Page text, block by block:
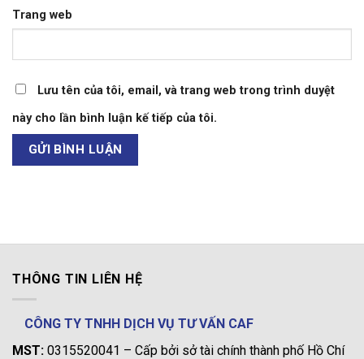
Trang web
Lưu tên của tôi, email, và trang web trong trình duyệt
này cho lần bình luận kế tiếp của tôi.
THÔNG TIN LIÊN HỆ
CÔNG TY TNHH DỊCH VỤ TƯ VẤN CAF
MST: 0315520041 – Cấp bởi sở tài chính thành phố Hồ Chí